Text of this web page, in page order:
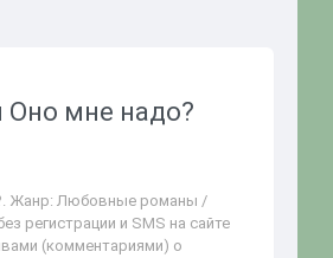
Оно мне надо?
Жанр: Любовные романы /
регистрации и SMS на сайте
(комментариями) о